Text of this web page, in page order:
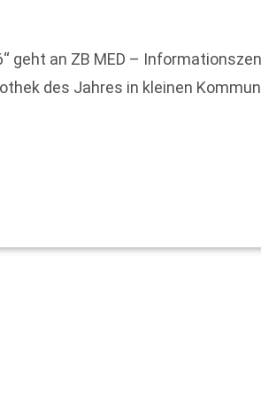
geht an ZB MED –
des Jahres in kleinen